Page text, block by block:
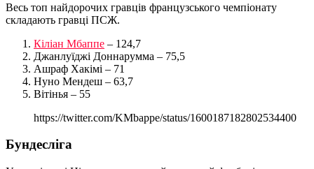
Весь топ найдорочих гравців французського чемпіонату
складають гравці ПСЖ.
Кіліан Мбаппе – 124,7
Джанлуїджі Доннарумма – 75,5
Ашраф Хакімі – 71
Нуно Мендеш – 63,7
Вітінья – 55
https://twitter.com/KMbappe/status/1600187182802534400
Бундесліга